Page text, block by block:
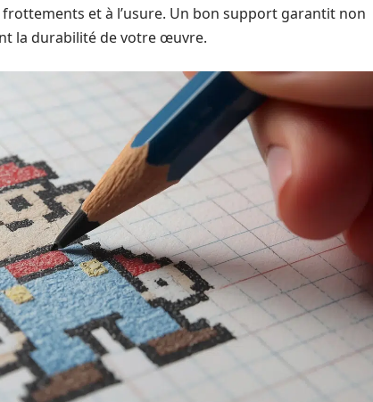
et à l’usure. Un bon support garantit non
la durabilité de votre œuvre.